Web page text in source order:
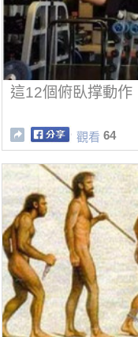
這12個俯臥撑動作
觀看 64